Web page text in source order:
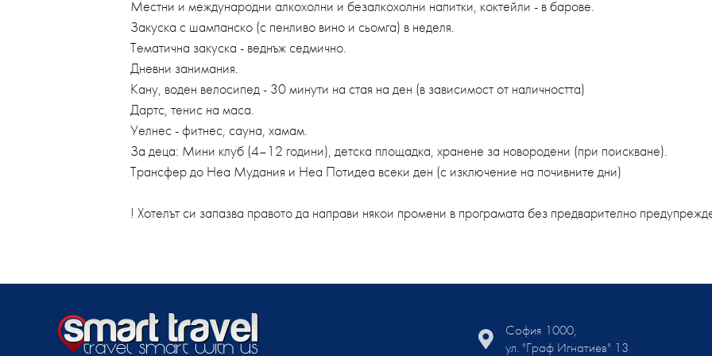
Местни и международни алкохолни и безалкохолни напитки, коктейли - в барове.
Закуска с шампанско (с пенливо вино и сьомга) в неделя.
Тематична закуска - веднъж седмично.
Дневни занимания.
Кану, воден велосипед - 30 минути на стая на ден (в зависимост от наличността)
Дартс, тенис на маса.
Уелнес - фитнес, сауна, хамам.
За деца: Мини клуб (4–12 години), детска площадка, хранене за новородени (при поискване).
Трансфер до Неа Мудания и Неа Потидеа всеки ден (с изключение на почивните дни)
! Хотелът си запазва правото да направи някои промени в програмата без предварително
София 1000,
ул. "Граф Игнатиев" 13